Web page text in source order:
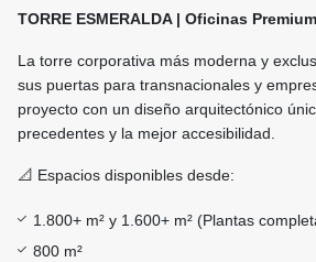
TORRE ESMERALDA | Oficinas
La torre corporativa más moderna y
sus puertas para transnacionales y
proyecto con un diseño arquitectónico
precedentes y la mejor accesibilidad.
📐 Espacios disponibles desde:
1.800+ m² y 1.600+ m² (Plantas
800 m²